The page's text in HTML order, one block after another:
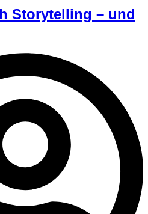
Storytelling – und